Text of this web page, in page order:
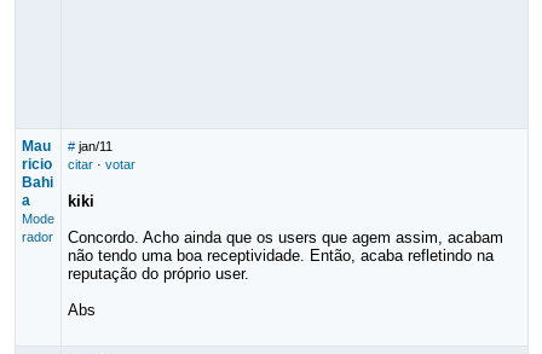
Mau
ricio
Bahi
a
Mode
rador
# jan/11
citar· votar
kiki
Concordo. Acho ainda que os users que agem assim, acabam
não tendo uma boa receptividade. Então, acaba refletindo na
reputação do próprio user.
Abs